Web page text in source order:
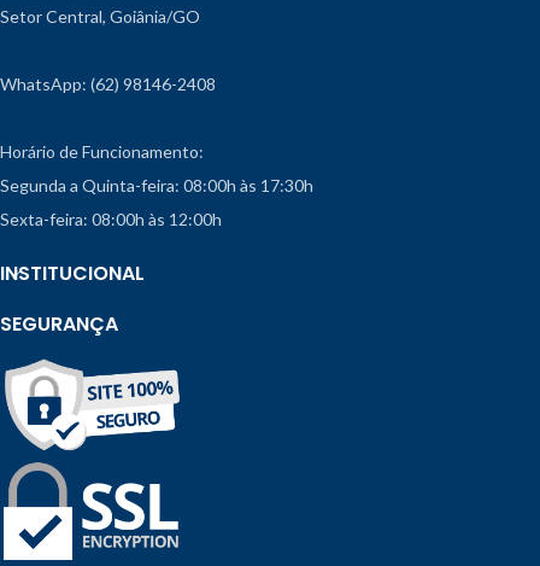
Setor Central, Goiânia/GO
WhatsApp: (62) 98146-2408
Horário de Funcionamento:
Segunda a Quinta-feira: 08:00h às 17:30h
Sexta-feira: 08:00h às 12:00h
INSTITUCIONAL
SEGURANÇA